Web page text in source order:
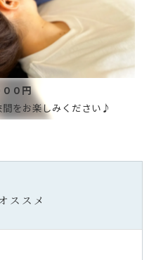
０円
をお楽しみください♪
ススメ